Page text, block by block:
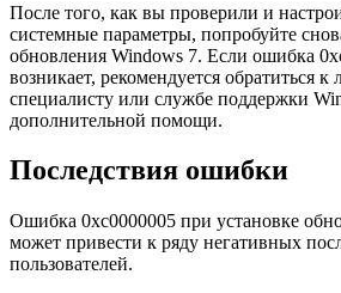
После того, как вы проверили и
системные параметры, попробуйте
обновления Windows 7. Если ошибка
возникает, рекомендуется обратиться
специалисту или службе поддержки
дополнительной помощи.
Последствия ошибки
Ошибка 0xc0000005 при установке
может привести к ряду негативных
пользователей.